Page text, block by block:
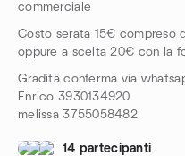
commerciale
Costo serata 15€ compreso
oppure a scelta 20€ con la
Gradita conferma via
Enrico 3930134920
melissa 3755058482
14 partecipanti